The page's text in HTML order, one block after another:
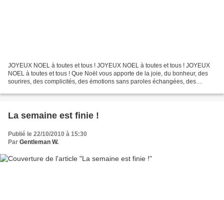
JOYEUX NOEL à toutes et tous ! JOYEUX NOEL à toutes et tous ! JOYEUX
NOEL à toutes et tous ! Que Noël vous apporte de la joie, du bonheur, des
sourires, des complicités, des émotions sans paroles échangées, des
La semaine est finie !
Publié le 22/10/2010 à 15:30
Par Gentleman W.